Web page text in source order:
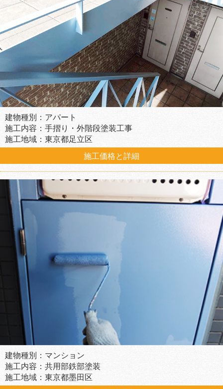
建物種別：アパート
施工内容：手摺り・外階段塗装工事
施工地域：東京都足立区
施工価格と詳細
建物種別：マンション
施工内容：共用部鉄部塗装
施工地域：東京都墨田区